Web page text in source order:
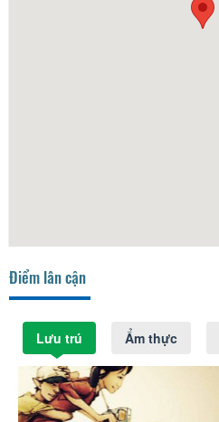
Điểm lân cận
Lưu trú Ẩm thực